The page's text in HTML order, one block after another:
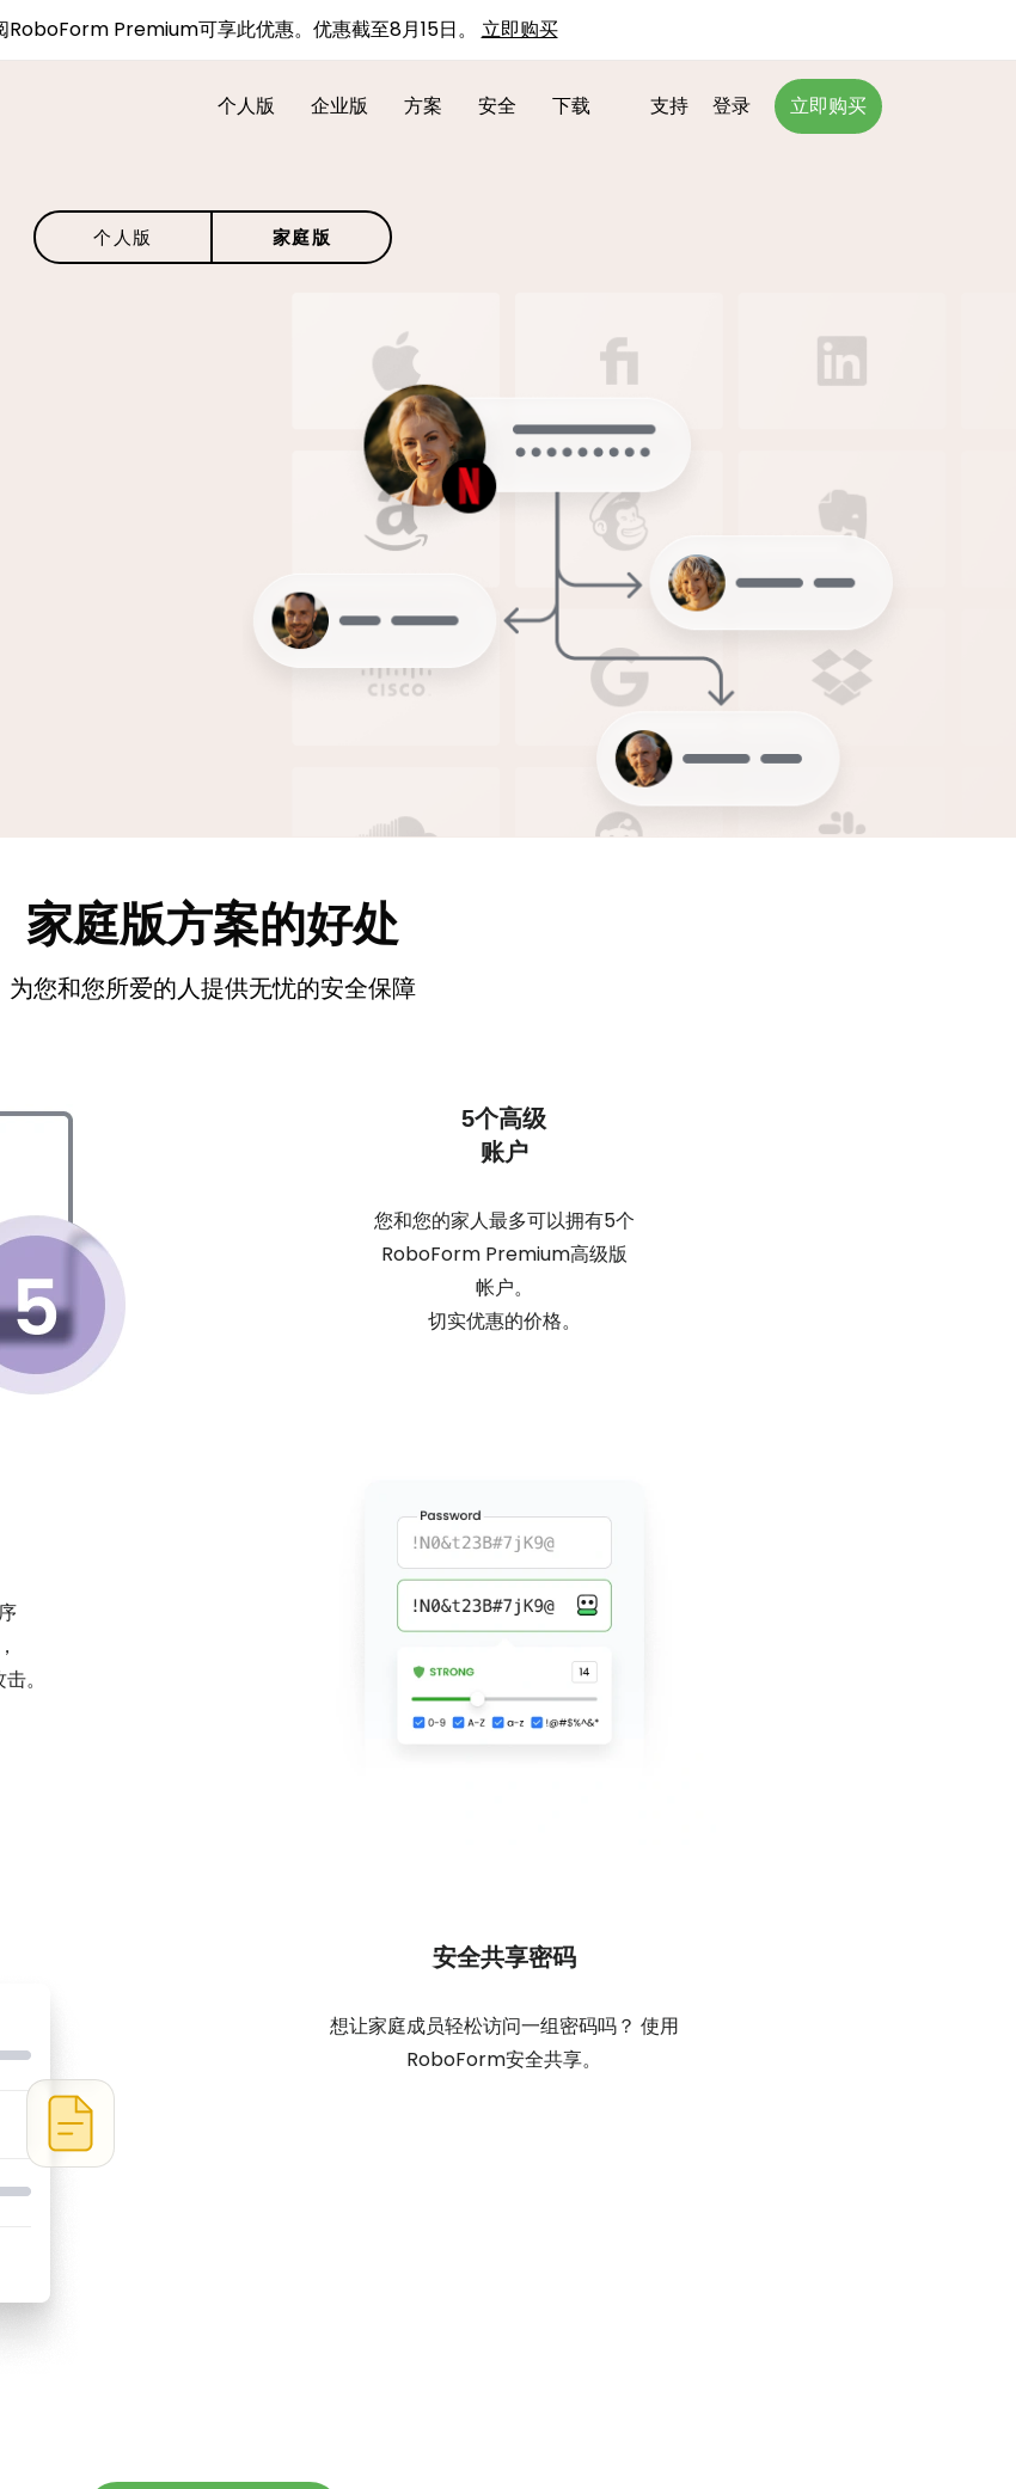
Premium可享此优惠。优惠截至8月15日。 立即购买
个人版 企业版 方案 安全 下载 支持 登录 立即购买
个人版 家庭版
家庭版方案的好处
为您和您所爱的人提供无忧的安全保障
5个高级
账户
您和您的家人最多可以拥有5个
RoboForm Premium高级版
帐户。
切实优惠的价格。
。
安全共享密码
想让家庭成员轻松访问一组密码吗？ 使用
RoboForm安全共享。